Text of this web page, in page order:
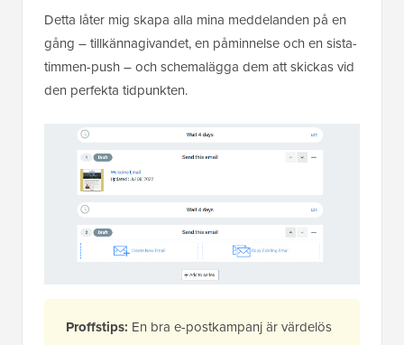
Detta låter mig skapa alla mina meddelanden på en
gång – tillkännagivandet, en påminnelse och en sista-
timmen-push – och schemalägga dem att skickas vid
den perfekta tidpunkten.
Proffstips: En bra e-postkampanj är värdelös